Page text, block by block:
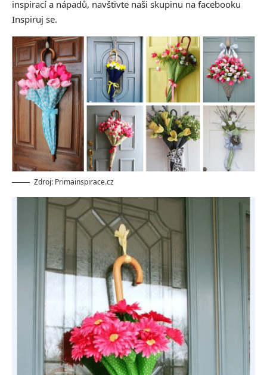
inspirací a nápadů, navštivte naši skupinu na facebooku
Inspiruj se.
Zdroj: Primainspirace.cz